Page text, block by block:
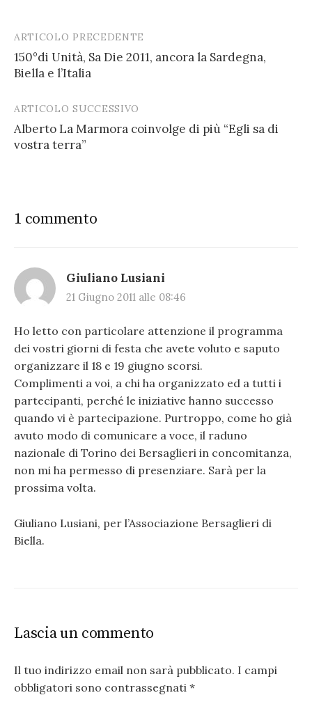
Post
navigation
ARTICOLO PRECEDENTE
150°di Unità, Sa Die 2011, ancora la Sardegna,
Biella e l’Italia
ARTICOLO SUCCESSIVO
Alberto La Marmora coinvolge di più “Egli sa di
vostra terra”
1 commento
Giuliano Lusiani
21 Giugno 2011 alle 08:46
Ho letto con particolare attenzione il programma
dei vostri giorni di festa che avete voluto e saputo
organizzare il 18 e 19 giugno scorsi.
Complimenti a voi, a chi ha organizzato ed a tutti i
partecipanti, perché le iniziative hanno successo
quando vi è partecipazione. Purtroppo, come ho già
avuto modo di comunicare a voce, il raduno
nazionale di Torino dei Bersaglieri in concomitanza,
non mi ha permesso di presenziare. Sarà per la
prossima volta.
Giuliano Lusiani, per l’Associazione Bersaglieri di
Biella.
Lascia un commento
Il tuo indirizzo email non sarà pubblicato. I campi
obbligatori sono contrassegnati *